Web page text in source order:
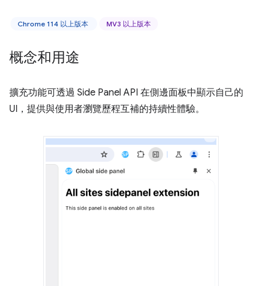
Chrome 114 以上版本 MV3 以上版本
概念和用途
擴充功能可透過 Side Panel API 在側邊面板中顯示自己的
UI，提供與使用者瀏覽歷程互補的持續性體驗。